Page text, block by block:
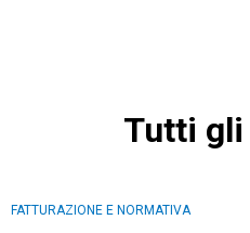
Tutti
FATTURAZIONE E NORMATIVA